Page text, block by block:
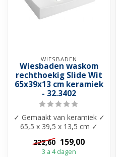
WIESBADEN
Wiesbaden waskom
rechthoekig Slide Wit
65x39x13 cm keramiek
- 32.3402
✓ Gemaakt van keramiek ✓
65,5 x 39,5 x 13,5 cm ✓
Zonder overloop ✓
Leverbaar in ...
222,60 159,00
3 a 4 dagen